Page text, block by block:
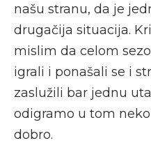
našu stranu, da je
drugačija situacija.
mislim da celom
igrali i ponašali se i
zaslužili bar jednu
odigramo u tom
dobro.